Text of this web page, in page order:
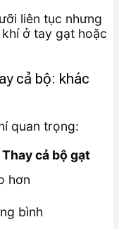
liên tục nhưng
ở tay gạt hoặc
cả bộ: khác
quan trọng:
Thay cả bộ gạt
hơn
bình